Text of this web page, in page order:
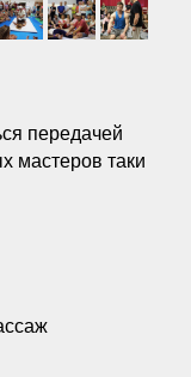
передачей
мастеров таки